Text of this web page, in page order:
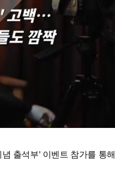
출석부' 이벤트 참가를 통해